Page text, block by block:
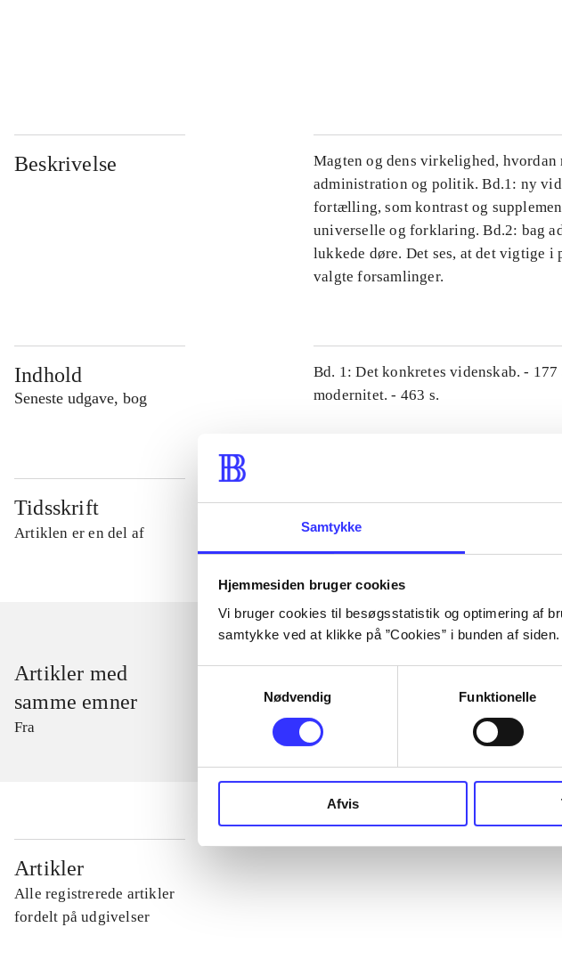
Samtykke
Hjemmesiden bruger cookies
Vi bruger cookies til besøgsstatistik og optimering af
samtykke ved at klikke på ”Cookies” i bunden af
Nødvendig
Funktionelle
Afvis
Beskrivelse
Magten og dens virkelighed,
administration og politik. Bd.1: ny
fortælling, som kontrast og
universelle og forklaring. Bd.2: bag
lukkede døre. Det ses, at det vigtige
valgte forsamlinger.
Indhold
Seneste udgave, bog
Bd. 1: Det konkretes videnskab. -
modernitet. - 463 s.
Tidsskrift
Artiklen er en del af
Artikler med
samme emner
Fra
Artikler
Alle registrerede artikler
fordelt på udgivelser